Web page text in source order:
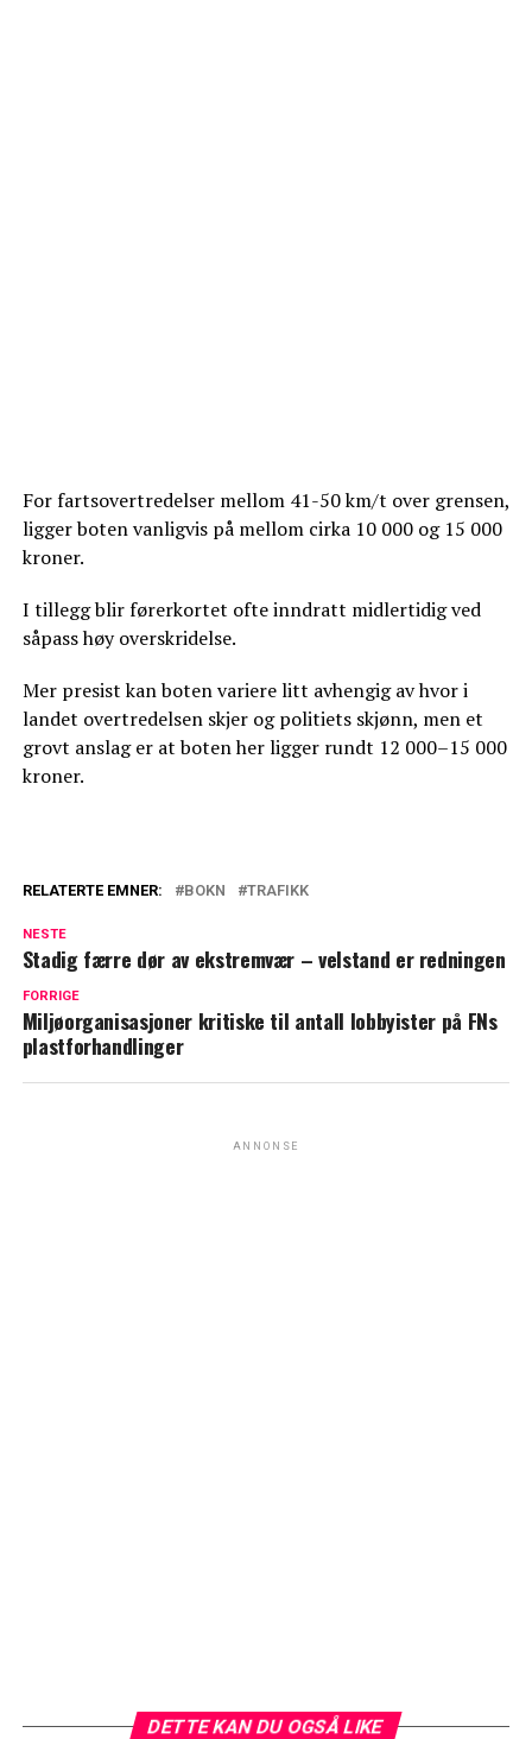
For fartsovertredelser mellom 41-50 km/t over grensen,
ligger boten vanligvis på mellom cirka 10 000 og 15 000
kroner.
I tillegg blir førerkortet ofte inndratt midlertidig ved
såpass høy overskridelse.
Mer presist kan boten variere litt avhengig av hvor i
landet overtredelsen skjer og politiets skjønn, men et
grovt anslag er at boten her ligger rundt 12 000–15 000
kroner.
RELATERTE EMNER: BOKN TRAFIKK
NESTE
Stadig færre dør av ekstremvær – velstand er redningen
FORRIGE
Miljøorganisasjoner kritiske til antall lobbyister på FNs
plastforhandlinger
ANNONSE
DETTE KAN DU OGSÅ LIKE